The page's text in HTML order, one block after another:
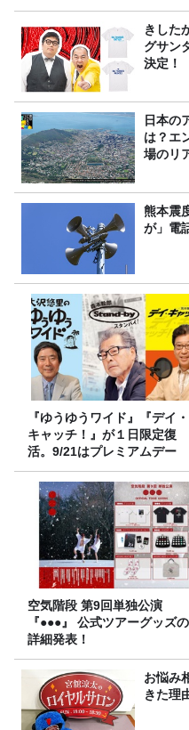
みた！
きした
グサン
決定！
日本の
は？エ
場のリ
熊本震
が」電
『ゆうゆうワイド』『デイ・
キャッチ！』が１日限定復
活。9/21はプレミアムデー
空気階段 第9回単独公演
『●●●』 公式ツアーグッズの
詳細発表！
お悩み
きた理